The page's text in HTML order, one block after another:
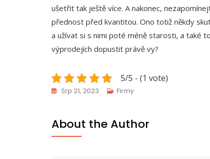
ušetřit tak ještě více. A nakonec,
přednost před kvantitou. Ono totiž někdy
a užívat si s nimi poté méně starosti, a také
výprodejích dopustit právě vy?
5/5 - (1 vote)
Srp 21, 2023 Firmy
About the Author